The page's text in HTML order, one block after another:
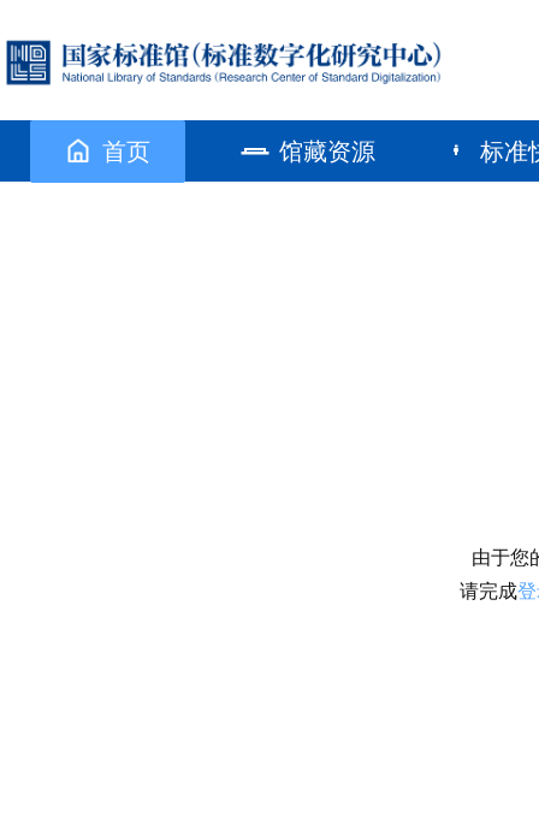
首页 馆藏资源 标准
由于您
请完成